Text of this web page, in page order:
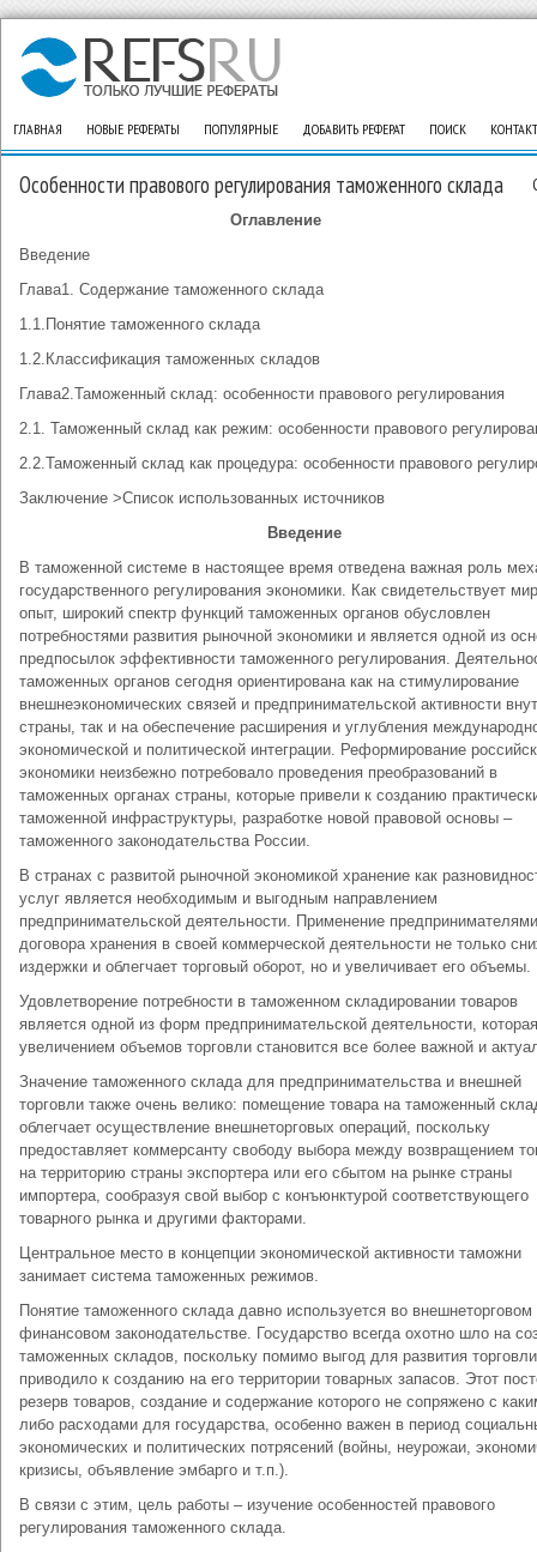
ГЛАВНАЯ НОВЫЕ РЕФЕРАТЫ ПОПУЛЯРНЫЕ ДОБАВИТЬ РЕФЕРАТ ПОИСК
Особенности правового регулирования таможенного склада
Оглавление
Введение
Глава1. Содержание таможенного склада
1.1.Понятие таможенного склада
1.2.Классификация таможенных складов
Глава2.Таможенный склад: особенности правового регулирования
2.1. Таможенный склад как режим: особенности правового
2.2.Таможенный склад как процедура: особенности правового
Заключение >Список использованных источников
Введение
В таможенной системе в настоящее время отведена важная роль
государственного регулирования экономики. Как свидетельствует
опыт, широкий спектр функций таможенных органов обусловлен
потребностями развития рыночной экономики и является одной из
предпосылок эффективности таможенного регулирования.
таможенных органов сегодня ориентирована как на стимулирование
внешнеэкономических связей и предпринимательской активности
страны, так и на обеспечение расширения и углубления
экономической и политической интеграции. Реформирование
экономики неизбежно потребовало проведения преобразований в
таможенных органах страны, которые привели к созданию
таможенной инфраструктуры, разработке новой правовой основы –
таможенного законодательства России.
В странах с развитой рыночной экономикой хранение как
услуг является необходимым и выгодным направлением
предпринимательской деятельности. Применение предпринимателями
договора хранения в своей коммерческой деятельности не только
издержки и облегчает торговый оборот, но и увеличивает его объемы.
Удовлетворение потребности в таможенном складировании товаров
является одной из форм предпринимательской деятельности,
увеличением объемов торговли становится все более важной и
Значение таможенного склада для предпринимательства и внешней
торговли также очень велико: помещение товара на таможенный
облегчает осуществление внешнеторговых операций, поскольку
предоставляет коммерсанту свободу выбора между возвращением
на территорию страны экспортера или его сбытом на рынке страны
импортера, сообразуя свой выбор с конъюнктурой соответствующего
товарного рынка и другими факторами.
Центральное место в концепции экономической активности таможни
занимает система таможенных режимов.
Понятие таможенного склада давно используется во внешнеторговом
финансовом законодательстве. Государство всегда охотно шло на
таможенных складов, поскольку помимо выгод для развития
приводило к созданию на его территории товарных запасов. Этот
резерв товаров, создание и содержание которого не сопряжено с
либо расходами для государства, особенно важен в период
экономических и политических потрясений (войны, неурожаи,
кризисы, объявление эмбарго и т.п.).
В связи с этим, цель работы – изучение особенностей правового
регулирования таможенного склада.